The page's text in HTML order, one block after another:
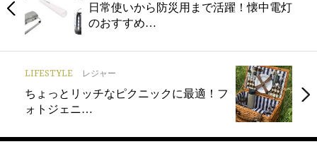
日常使いから防災用まで活躍！懐中電灯
のおすすめ…
LIFESTYLE レジャー
ちょっとリッチなピクニックに最適！フ
ォトジェニ…